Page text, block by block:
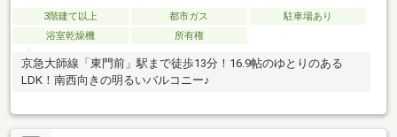
3階建て以上 都市ガス
駐車場あり
浴室乾燥機
所有権
京急大師線「東門前」駅まで徒歩13分！16.9帖のゆとりのある
LDK！南西向きの明るいバルコニー♪